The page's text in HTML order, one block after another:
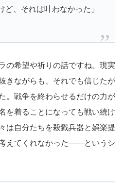
ど、それは叶わなかった」
の希望や祈りの話ですね。現実
きながらも、それでも信じたが
。戦争を終わらせるだけの力が
を着ることになっても戦い続け
は自分たちを殺戮兵器と娯楽提
えてくれなかった――というシ